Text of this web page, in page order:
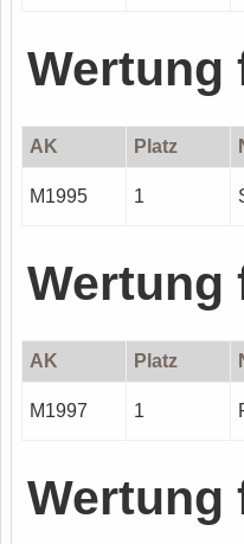
Wertung
AK Platz
M1995 1
Wertung
AK Platz
M1997 1
Wertung